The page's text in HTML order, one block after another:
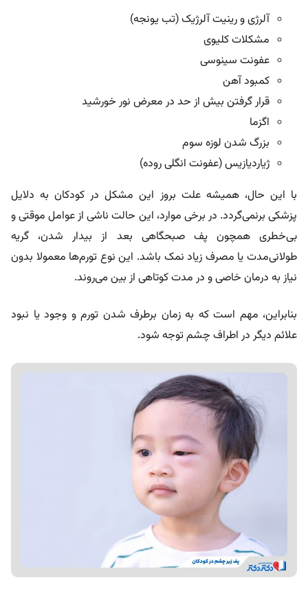
آلرژی و رینیت آلرژیک (تب یونجه)
مشکلات کلیوی
عفونت سینوسی
کمبود آهن
قرار گرفتن بیش از حد در معرض نور خورشید
اگزما
بزرگ شدن لوزه‌ سوم
ژیاردیازیس (عفونت انگلی روده)
با این حال، همیشه علت بروز این مشکل در کودکان به دلایل
پزشکی برنمی‌گردد. در برخی موارد، این حالت ناشی از عوامل موقتی و
بی‌خطری همچون پف صبحگاهی بعد از بیدار شدن، گریه
طولانی‌مدت یا مصرف زیاد نمک باشد. این نوع تورم‌ها معمولا بدون
نیاز به درمان خاصی و در مدت کوتاهی از بین می‌روند.
بنابراین، مهم است که به زمان برطرف شدن تورم و وجود یا نبود
علائم دیگر در اطراف چشم توجه شود.